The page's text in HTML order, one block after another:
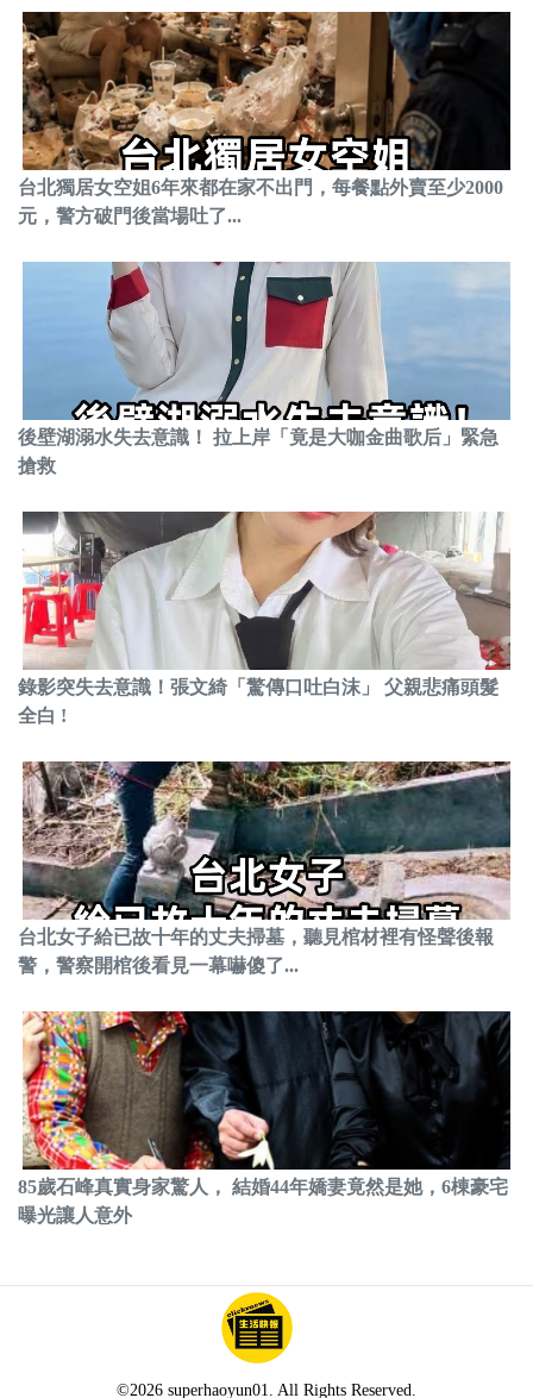
台北獨居女空姐6年來都在家不出門，每餐點外賣至少2000
元，警方破門後當場吐了...
後壁湖溺水失去意識！ 拉上岸「竟是大咖金曲歌后」緊急
搶救
錄影突失去意識！張文綺「驚傳口吐白沫」 父親悲痛頭髮
全白 !
台北女子給已故十年的丈夫掃墓，聽見棺材裡有怪聲後報
警，警察開棺後看見一幕嚇傻了...
85歲石峰真實身家驚人， 結婚44年嬌妻竟然是她，6棟豪宅
曝光讓人意外
©2026 superhaoyun01. All Rights Reserved.